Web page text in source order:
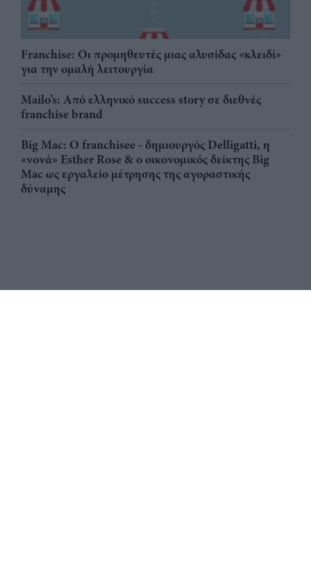
Franchise: Οι προμηθευτές μιας αλυσίδας «κλειδί»
για την ομαλή λειτουργία
Mailo’s: Από ελληνικό success story σε διεθνές
franchise brand
Big Mac: Ο franchisee - δημιουργός Delligatti, η
«νονά» Esther Rose & ο οικονομικός δείκτης Big
Mac ως εργαλείο μέτρησης της αγοραστικής
δύναμης